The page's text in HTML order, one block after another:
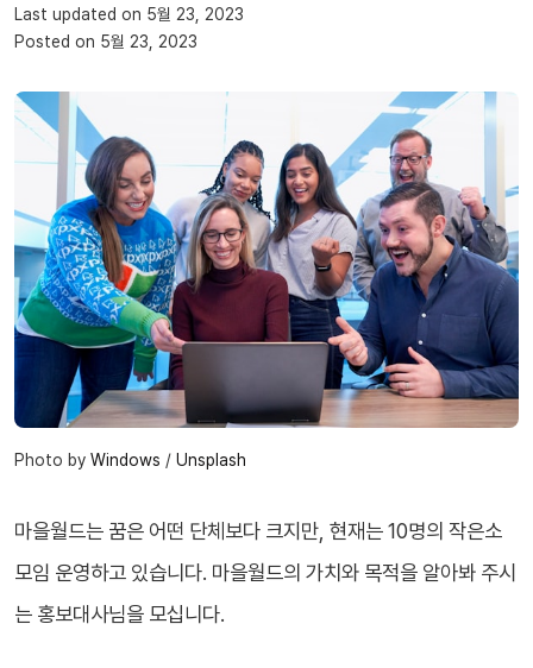
Last updated on 5월 23, 2023
Posted on 5월 23, 2023
Photo by Windows / Unsplash
마을월드는 꿈은 어떤 단체보다 크지만, 현재는 10명의 작은소
모임 운영하고 있습니다. 마을월드의 가치와 목적을 알아봐 주시
는 홍보대사님을 모십니다.